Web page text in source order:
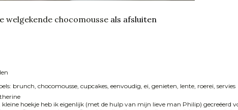
welgekende chocomousse als afsluiten
brunch chocomousse cupcakes eenvoudig ei genieten lente roerei servies
kleine hoekje heb ik eigenlijk (met de hulp van mijn lieve man Philip) gecreëerd